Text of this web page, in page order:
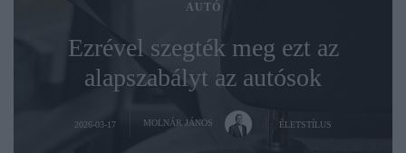
AUTÓ
Ezrével szegték meg ezt az
alapszabályt az autósok
2026-03-17 MOLNÁR JÁNOS ÉLETSTÍLUS